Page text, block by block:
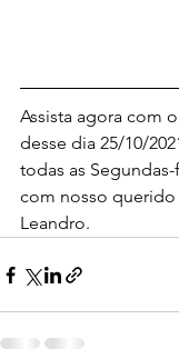
Assista agora com
desse dia 25/10/
todas as Segundas-
com nosso querido
Leandro.